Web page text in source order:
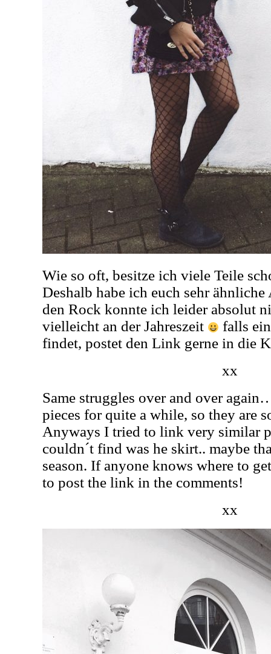
Wie so oft, besitze ich viele Teile
Deshalb habe ich euch sehr
den Rock konnte ich leider absolut
vielleicht an der Jahreszeit
falls
findet, postet den Link gerne in die
xx
Same struggles over and over
pieces for quite a while, so they are
Anyways I tried to link very similar
couldn´t find was he skirt.. maybe
season. If anyone knows where to
to post the link in the comments!
xx